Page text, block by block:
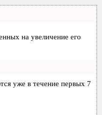
на увеличение его
уже в течение первых 7